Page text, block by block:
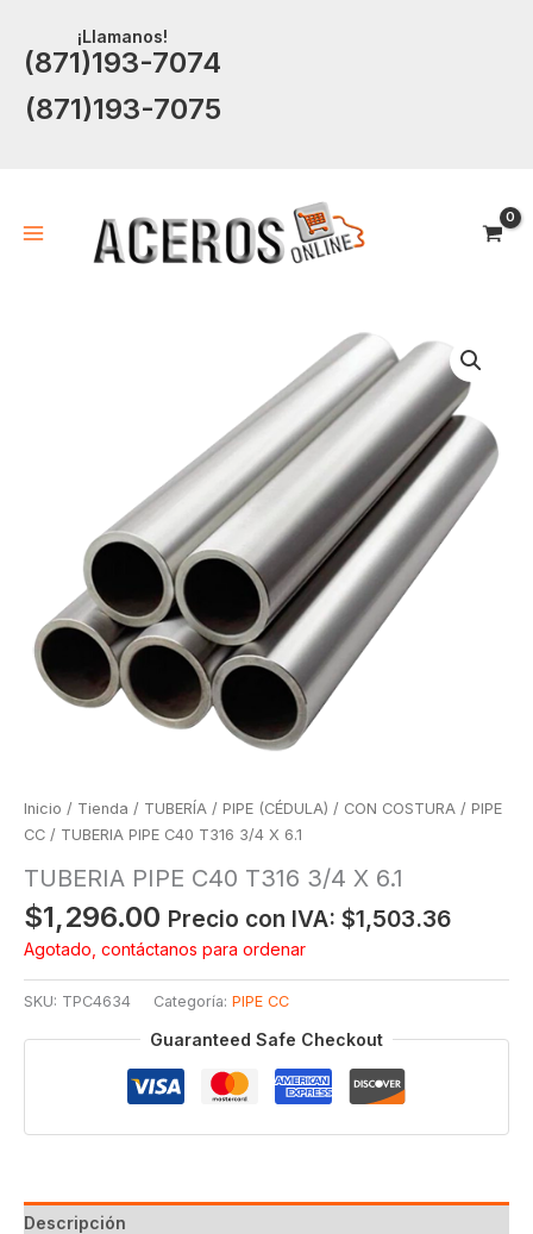
contenido
¡Llamanos!
(871)193-7074
(871)193-7075
Inicio / Tienda / TUBERÍA / PIPE (CÉDULA) / CON COSTURA / PIPE
CC / TUBERIA PIPE C40 T316 3/4 X 6.1
TUBERIA PIPE C40 T316 3/4 X 6.1
$1,296.00 Precio con IVA: $1,503.36
Agotado, contáctanos para ordenar
SKU: TPC4634 Categoría: PIPE CC
Guaranteed Safe Checkout
Descripción